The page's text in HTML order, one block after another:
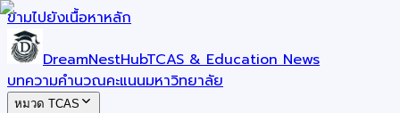
ข้ามไปยังเนื้อหาหลัก
DreamNestHubTCAS & Education News
บทความคำนวณคะแนนมหาวิทยาลัย
หมวด TCAS